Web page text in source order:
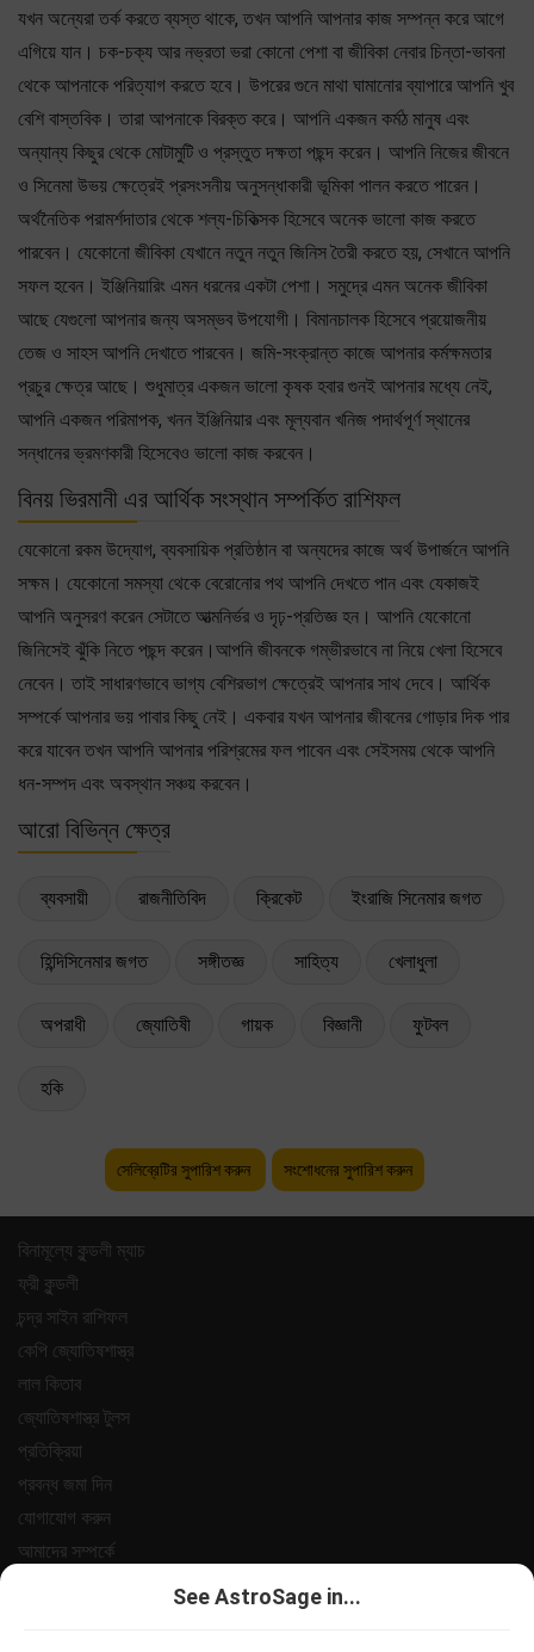
যখন অন্যেরা তর্ক করতে ব্যস্ত থাকে, তখন আপনি আপনার কাজ সম্পন্ন করে আগে
এগিয়ে যান। চক-চক্য আর নভ্রতা ভরা কোনো পেশা বা জীবিকা নেবার চিন্তা-ভাবনা
থেকে আপনাকে পরিত্যাগ করতে হবে। উপরের গুনে মাথা ঘামানোর ব্যাপারে আপনি খুব
বেশি বাস্তবিক। তারা আপনাকে বিরক্ত করে। আপনি একজন কর্মঠ মানুষ এবং
অন্যান্য কিছুর থেকে মোটামুটি ও প্রস্তুত দক্ষতা পছন্দ করেন। আপনি নিজের জীবনে
ও সিনেমা উভয় ক্ষেত্রেই প্রসংসনীয় অনুসন্ধাকারী ভূমিকা পালন করতে পারেন।
অর্থনৈতিক পরামর্শদাতার থেকে শল্য-চিকিত্সক হিসেবে অনেক ভালো কাজ করতে
পারবেন। যেকোনো জীবিকা যেখানে নতুন নতুন জিনিস তৈরী করতে হয়, সেখানে আপনি
সফল হবেন। ইঞ্জিনিয়ারিং এমন ধরনের একটা পেশা। সমুদ্রে এমন অনেক জীবিকা
আছে যেগুলো আপনার জন্য অসম্ভব উপযোগী। বিমানচালক হিসেবে প্রয়োজনীয়
তেজ ও সাহস আপনি দেখাতে পারবেন। জমি-সংক্রান্ত কাজে আপনার কর্মক্ষমতার
প্রচুর ক্ষেত্র আছে। শুধুমাত্র একজন ভালো কৃষক হবার গুনই আপনার মধ্যে নেই,
আপনি একজন পরিমাপক, খনন ইঞ্জিনিয়ার এবং মূল্যবান খনিজ পদার্থপূর্ণ স্থানের
সন্ধানের ভ্রমণকারী হিসেবেও ভালো কাজ করবেন।
বিনয় ভিরমানী এর আর্থিক সংস্থান সম্পর্কিত রাশিফল
যেকোনো রকম উদ্যোগ, ব্যবসায়িক প্রতিষ্ঠান বা অন্যদের কাজে অর্থ উপার্জনে আপনি
সক্ষম। যেকোনো সমস্যা থেকে বেরোনোর পথ আপনি দেখতে পান এবং যেকাজই
আপনি অনুসরণ করেন সেটাতে আত্মনির্ভর ও দৃঢ়-প্রতিজ্ঞ হন। আপনি যেকোনো
জিনিসেই ঝুঁকি নিতে পছন্দ করেন।আপনি জীবনকে গম্ভীরভাবে না নিয়ে খেলা হিসেবে
নেবেন। তাই সাধারণভাবে ভাগ্য বেশিরভাগ ক্ষেত্রেই আপনার সাথ দেবে। আর্থিক
সম্পর্কে আপনার ভয় পাবার কিছু নেই। একবার যখন আপনার জীবনের গোড়ার দিক পার
করে যাবেন তখন আপনি আপনার পরিশ্রমের ফল পাবেন এবং সেইসময় থেকে আপনি
ধন-সম্পদ এবং অবস্থান সঞ্চয় করবেন।
আরো বিভিন্ন ক্ষেত্র
ব্যবসায়ী রাজনীতিবিদ ক্রিকেট ইংরাজি সিনেমার জগত
হিন্দিসিনেমার জগত সঙ্গীতজ্ঞ সাহিত্য খেলাধুলা
অপরাধী জ্যোতিষী গায়ক বিজ্ঞানী ফুটবল
হকি
সেলিব্রেটির সুপারিশ করুন সংশোধনের সুপারিশ করুন
বিনামূল্যে কুন্ডলী ম্যাচ
ফ্রী কুন্ডলী
চন্দ্র সাইন রাশিফল
কেপি জ্যোতিষশাস্ত্র
লাল কিতাব
জ্যোতিষশাস্ত্র টুলস
প্রতিক্রিয়া
প্রবন্ধ জমা দিন
যোগাযোগ করুন
আমাদের সম্পর্কে
See AstroSage in...